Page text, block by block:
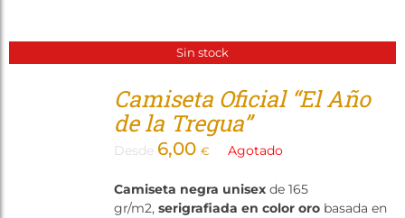
Sin stock
Camiseta Oficial “El Año
de la Tregua”
Desde 6,00 € Agotado
Camiseta negra unisexde 165
gr/m2, serigrafiada en color orobasada en